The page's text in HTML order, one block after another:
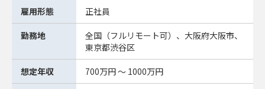
雇用形態 正社員
勤務地
全国（フルリモート可）、大阪府大阪市、
東京都渋谷区
想定年収 700万円 ～ 1000万円